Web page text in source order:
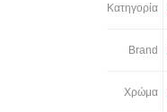
Κατηγορία
Brand
Χρώμα